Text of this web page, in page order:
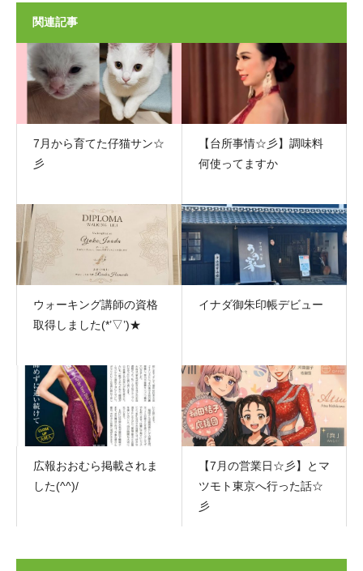
関連記事
7月から育てた仔猫サン☆
彡
【台所事情☆彡】調味料
何使ってますか
ウォーキング講師の資格
取得しました(*’▽’)★
イナダ御朱印帳デビュー
広報おおむら掲載されま
した(^^)/
【7月の営業日☆彡】とマ
ツモト東京へ行った話☆
彡